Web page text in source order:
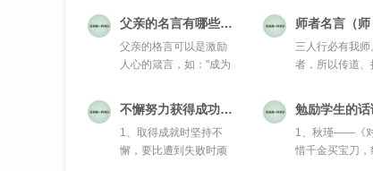
父亲的名言有哪些（有关于父亲的名言警句50字）
父亲的格言可以是激励
人心的箴言，如："成为
师者名言（师
三人行必有我师
者，所以传道、
不懈努力获得成功的名人名言
1、取得成就时坚持不
懈，要比遭到失败时顽
1、秋瑾——《
惜千金买宝刀，